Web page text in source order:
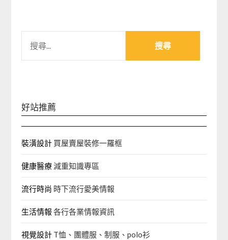
關
好站推薦
裝潢設計 買屋賣屋裝修一羅框
健康醫療減重知識專區
流行時尚 時下流行愛美情報
生活情報 各行各業情報資訊
視覺設計 T恤、團體服、制服、polo衫